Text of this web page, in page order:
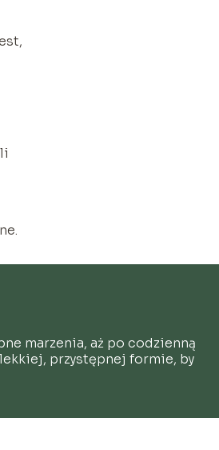
marzenia, aż po codzienną
przystępnej formie, by